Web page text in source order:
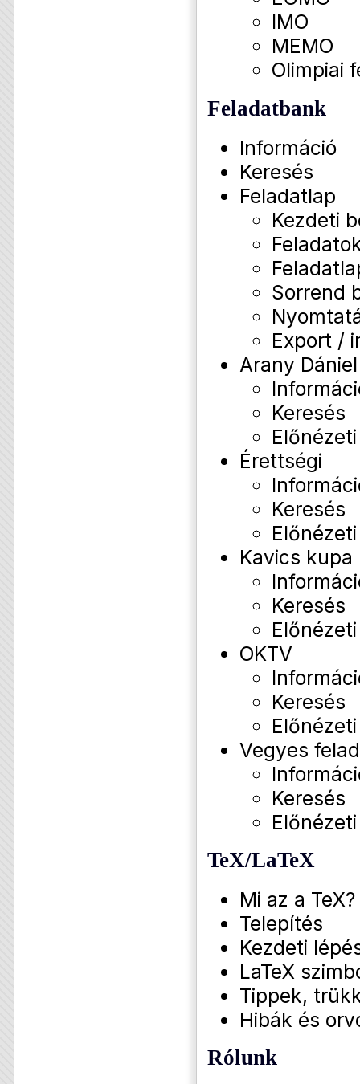
IMO
MEMO
Olimpiai
Feladatbank
Információ
Keresés
Feladatlap
Kezdeti
Sorrend
Export /
Arany Dániel
Keresés
Érettségi
Keresés
Kavics kupa
Keresés
OKTV
Keresés
Vegyes
Keresés
TeX/LaTeX
Mi az a TeX?
Telepítés
Kezdeti
LaTeX
Tippek,
Hibák és
Rólunk